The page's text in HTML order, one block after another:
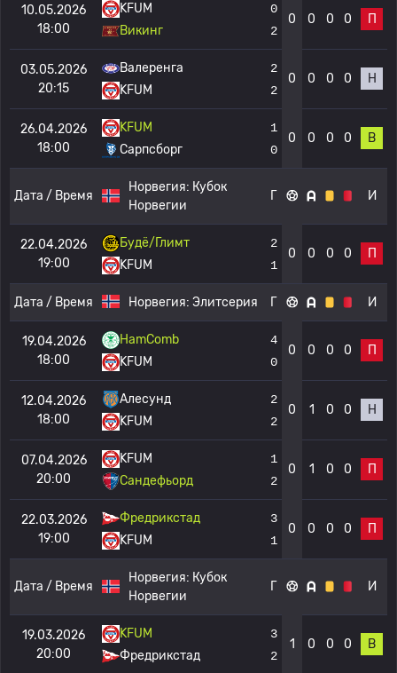
10.05.2026
18:00
KFUM
Викинг
0
2
0 0 0 0 П
03.05.2026
20:15
Валеренга
KFUM
2
2
0 0 0 0 Н
26.04.2026
18:00
KFUM
Сарпсборг
1
0
0 0 0 0 В
Дата / Время
Норвегия: Кубок
Норвегии
Г И
22.04.2026
19:00
Будё/Глимт
KFUM
2
1
0 0 0 0 П
Дата / Время Норвегия: Элитсерия Г И
19.04.2026
18:00
HamComb
KFUM
4
0
0 0 0 0 П
12.04.2026
18:00
Алесунд
KFUM
2
2
0 1 0 0 Н
07.04.2026
20:00
KFUM
Сандефьорд
1
2
0 1 0 0 П
22.03.2026
19:00
Фредрикстад
KFUM
3
1
0 0 0 0 П
Дата / Время
Норвегия: Кубок
Норвегии
Г И
19.03.2026
20:00
KFUM
Фредрикстад
3
2
1 0 0 0 В